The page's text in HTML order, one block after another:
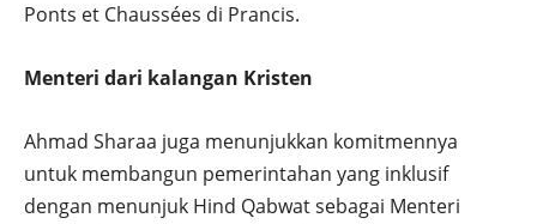
Ponts et Chaussées di Prancis.
Menteri dari kalangan Kristen
Ahmad Sharaa juga menunjukkan komitmennya
untuk membangun pemerintahan yang inklusif
dengan menunjuk Hind Qabwat sebagai Menteri